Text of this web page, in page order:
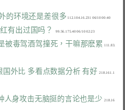
的环境还是差很多 112.104.16.231 06/10 00:40
有出过国吗？
被毒驾酒驾撞死，干嘛那麽累 111.83.
国外比 多看点数据分析 有好
  218.161.1
人身攻击无脑挺的言论也是少
  218.16